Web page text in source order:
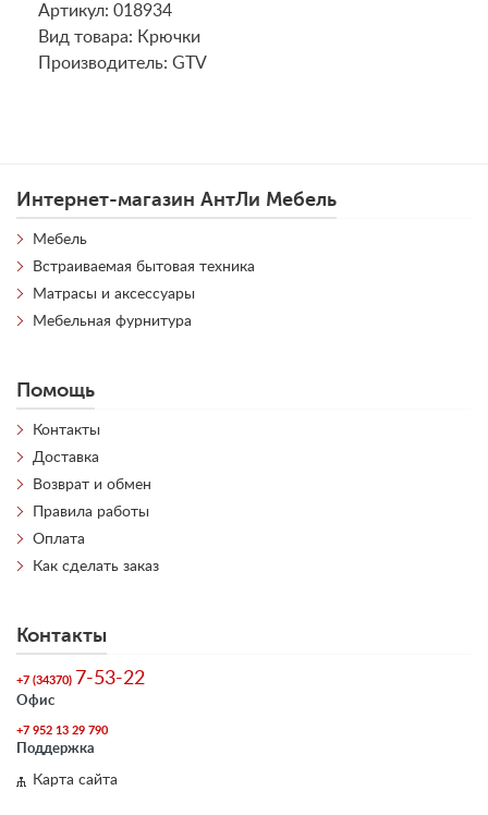
Артикул: 018934
Вид товара: Крючки
Производитель: GTV
Интернет-магазин АнтЛи Мебель
Мебель
Встраиваемая бытовая техника
Матрасы и аксессуары
Мебельная фурнитура
Помощь
Контакты
Доставка
Возврат и обмен
Правила работы
Оплата
Как сделать заказ
Контакты
+7 (34370) 7-53-22
Офис
+7 952 13 29 790
Поддержка
Карта сайта